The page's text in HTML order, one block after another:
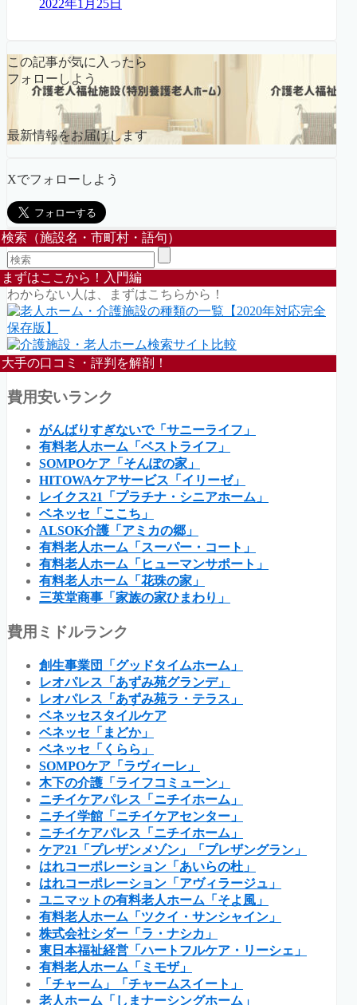
2022年1月25日
この記事が気に入ったら
フォローしよう
最新情報をお届けします
Xでフォローしよう
検索（施設名・市町村・語句）
まずはここから！入門編
わからない人は、まずはこちらから！
大手の口コミ・評判を解剖！
費用安いランク
がんばりすぎないで「サニーライフ」
有料老人ホーム「ベストライフ」
SOMPOケア「そんぽの家」
HITOWAケアサービス「イリーゼ」
レイクス21「プラチナ・シニアホーム」
ベネッセ「ここち」
ALSOK介護「アミカの郷」
有料老人ホーム「スーパー・コート」
有料老人ホーム「ヒューマンサポート」
有料老人ホーム「花珠の家」
三英堂商事「家族の家ひまわり」
費用ミドルランク
創生事業団「グッドタイムホーム」
レオパレス「あずみ苑グランデ」
レオパレス「あずみ苑ラ・テラス」
ベネッセスタイルケア
ベネッセ「まどか」
ベネッセ「くらら」
SOMPOケア「ラヴィーレ」
木下の介護「ライフコミューン」
ニチイケアパレス「ニチイホーム」
ニチイ学館「ニチイケアセンター」
ニチイケアパレス「ニチイホーム」
ケア21「プレザンメゾン」「プレザングラン」
はれコーポレーション「あいらの杜」
はれコーポレーション「アヴィラージュ」
ユニマットの有料老人ホーム「そよ風」
有料老人ホーム「ツクイ・サンシャイン」
株式会社シダー「ラ・ナシカ」
東日本福祉経営「ハートフルケア・リーシェ」
有料老人ホーム「ミモザ」
「チャーム」「チャームスイート」
老人ホーム「しまナーシングホーム」